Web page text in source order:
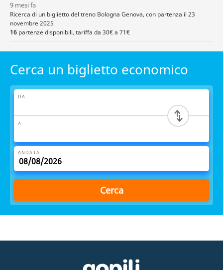
9 mesi fa
Ricerca di un biglietto del treno Bologna Genova, con partenza il 23
novembre 2025
16 partenze disponibili, tariffa da 30€ a 71€
Cerca un biglietto economico
DA
A
ANDATA
Cerca